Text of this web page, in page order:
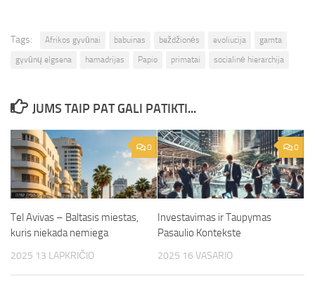
Tags: Afrikos gyvūnai babuinas beždžionės evoliucija
gamta
gyvūnų elgsena
hamadrijas Papio primatai socialinė hierarchija
JUMS TAIP PAT GALI PATIKTI...
0
Tel Avivas – Baltasis miestas,
kuris niekada nemiega
2025 13 LAPKRIČIO
0
Investavimas ir Taupymas
Pasaulio Kontekste
2025 16 VASARIO